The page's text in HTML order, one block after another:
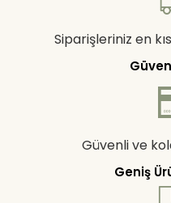
Siparişleriniz en
Güvenli ve
Geniş